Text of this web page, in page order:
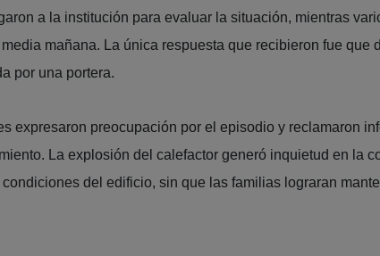
a la institución para evaluar la situación, mientras
mañana. La única respuesta que recibieron fue que
por una portera.
expresaron preocupación por el episodio y reclamaron
La explosión del calefactor generó inquietud en la
del edificio, sin que las familias lograran